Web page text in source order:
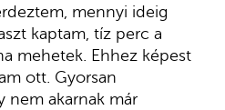
mennyi ideig
kaptam, tíz perc a
mehetek. Ehhez képest
ott. Gyorsan
nem akarnak már